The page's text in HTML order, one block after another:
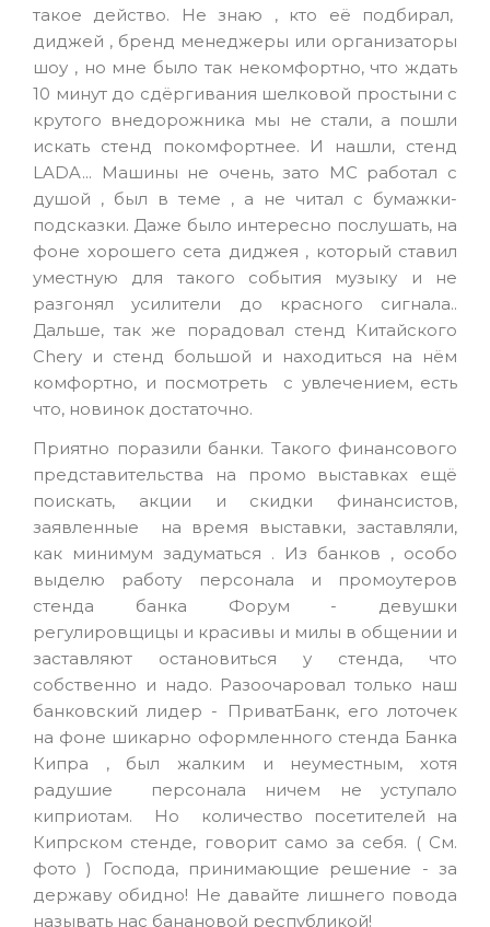
такое действо. Не знаю , кто её подбирал,
диджей , бренд менеджеры или организаторы
шоу , но мне было так некомфортно, что ждать
10 минут до сдёргивания шелковой простыни с
крутого внедорожника мы не стали, а пошли
искать стенд покомфортнее. И нашли, стенд
LADA... Машины не очень, зато МС работал с
душой , был в теме , а не читал с бумажки-
подсказки. Даже было интересно послушать, на
фоне хорошего сета диджея , который ставил
уместную для такого события музыку и не
разгонял усилители до красного сигнала..
Дальше, так же порадовал стенд Китайского
Chery и стенд большой и находиться на нём
комфортно, и посмотреть с увлечением, есть
что, новинок достаточно.
Приятно поразили банки. Такого финансового
представительства на промо выставках ещё
поискать, акции и скидки финансистов,
заявленные на время выставки, заставляли,
как минимум задуматься . Из банков , особо
выделю работу персонала и промоутеров
стенда банка Форум - девушки
регулировщицы и красивы и милы в общении и
заставляют остановиться у стенда, что
собственно и надо. Разоочаровал только наш
банковский лидер - ПриватБанк, его лоточек
на фоне шикарно оформленного стенда Банка
Кипра , был жалким и неуместным, хотя
радушие персонала ничем не уступало
киприотам. Но количество посетителей на
Кипрском стенде, говорит само за себя. ( См.
фото ) Господа, принимающие решение - за
державу обидно! Не давайте лишнего повода
называть нас банановой республикой!